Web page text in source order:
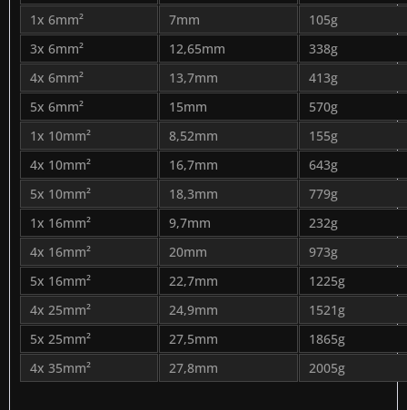
1x 6mm²
7mm
105g
3x 6mm²
12,65mm
338g
4x 6mm²
13,7mm
413g
5x 6mm²
15mm
570g
1x 10mm²
8,52mm
155g
4x 10mm²
16,7mm
643g
5x 10mm²
18,3mm
779g
1x 16mm²
9,7mm
232g
4x 16mm²
20mm
973g
5x 16mm²
22,7mm
1225g
4x 25mm²
24,9mm
1521g
5x 25mm²
27,5mm
1865g
4x 35mm²
27,8mm 2005g